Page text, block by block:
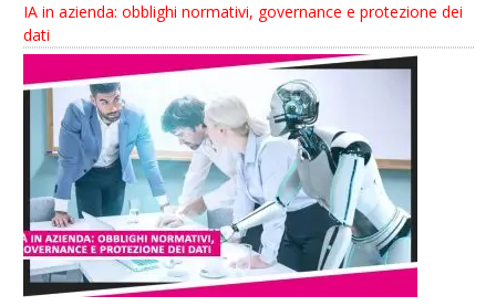
IA in azienda: obblighi normativi, governance e protezione dei
dati